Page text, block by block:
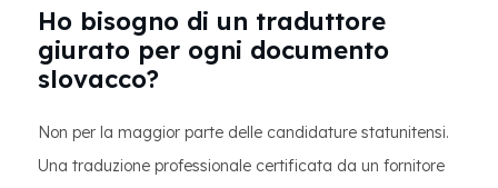
Ho bisogno di un traduttore
giurato per ogni documento
slovacco?
Non per la maggior parte delle candidature statunitensi.
Una traduzione professionale certificata da un fornitore